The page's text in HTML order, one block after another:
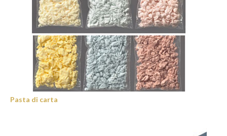
Pasta di carta